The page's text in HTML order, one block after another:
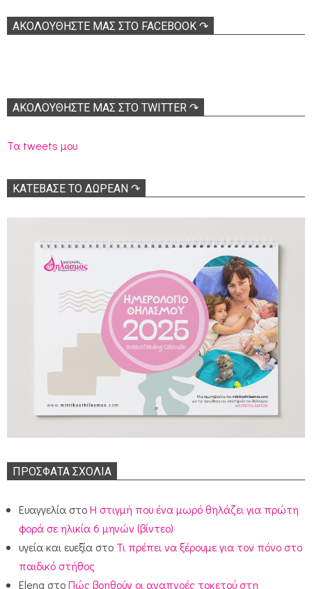
ΑΚΟΛOΥΘΉΣΤΕ ΜΑΣ ΣΤΟ FACEBOOK ↷
ΑΚΟΛΟΥΘΉΣΤΕ ΜΑΣ ΣΤΟ TWITTER ↷
Τα tweets μου
ΚΑΤΕΒΑΣΕ ΤΟ ΔΩΡΕΑΝ ↷
ΠΡΌΣΦΑΤΑ ΣΧΌΛΙΑ
Ευαγγελία στοΗ στιγμή που ένα μωρό θηλάζει για πρώτη
φορά σε ηλικία 6 μηνών (βίντεο)
υγεία και ευεξία στο Τι πρέπει να ξέρουμε για τον πόνο στο
παιδικό στήθος
Elena στοΠώς βοηθούν οι αναπνοές τοκετού στη